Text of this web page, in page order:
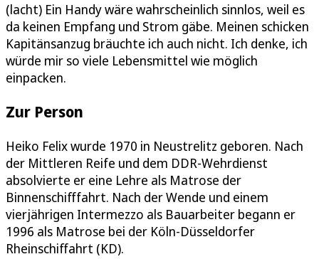
(lacht) Ein Handy wäre wahrscheinlich sinnlos, weil es
da keinen Empfang und Strom gäbe. Meinen schicken
Kapitänsanzug bräuchte ich auch nicht. Ich denke, ich
würde mir so viele Lebensmittel wie möglich
einpacken.
Zur Person
Heiko Felix wurde 1970 in Neustrelitz geboren. Nach
der Mittleren Reife und dem DDR-Wehrdienst
absolvierte er eine Lehre als Matrose der
Binnenschifffahrt. Nach der Wende und einem
vierjährigen Intermezzo als Bauarbeiter begann er
1996 als Matrose bei der Köln-Düsseldorfer
Rheinschiffahrt (KD).